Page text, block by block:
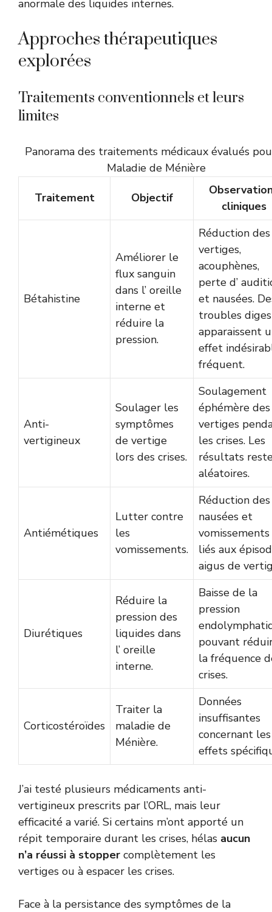
anormale des liquides internes.
Approches thérapeutiques
explorées
Traitements conventionnels et leurs
limites
Panorama des traitements médicaux évalués
Maladie de Ménière
Traitement Objectif
cliniques
Bétahistine
Améliorer le
flux sanguin
dans l’ oreille
interne et
réduire la
pression.
Réduction des
vertiges,
acouphènes,
perte d’
et nausées.
troubles
apparaissent
effet
fréquent.
Anti-
vertigineux
Soulager les
symptômes
de vertige
lors des crises.
Soulagement
éphémère des
vertiges
les crises. Les
résultats
aléatoires.
Antiémétiques
Lutter contre
les
vomissements.
Réduction des
nausées et
vomissements
liés aux
aigus de
Diurétiques
Réduire la
pression des
liquides dans
l’ oreille
interne.
Baisse de la
pression
pouvant
la fréquence
crises.
Corticostéroïdes
Traiter la
maladie de
Ménière.
Données
insuffisantes
concernant les
effets
J’ai testé plusieurs médicaments anti-
vertigineux prescrits par l’ORL, mais leur
efficacité a varié. Si certains m’ont apporté un
répit temporaire durant les crises, hélas aucun
n’a réussi à stopper complètement les
vertiges ou à espacer les crises.
Face à la persistance des symptômes de la